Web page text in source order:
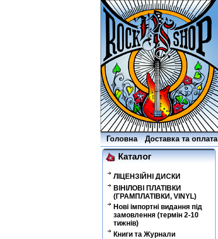
Головна Доставка та оплата
Каталог
ЛІЦЕНЗІЙНІ ДИСКИ
ВІНІЛОВІ ПЛАТІВКИ
(ГРАМПЛАТІВКИ, VINYL)
Нові імпортні видання під
замовлення (термін 2-10
тижнів)
Книги та Журнали